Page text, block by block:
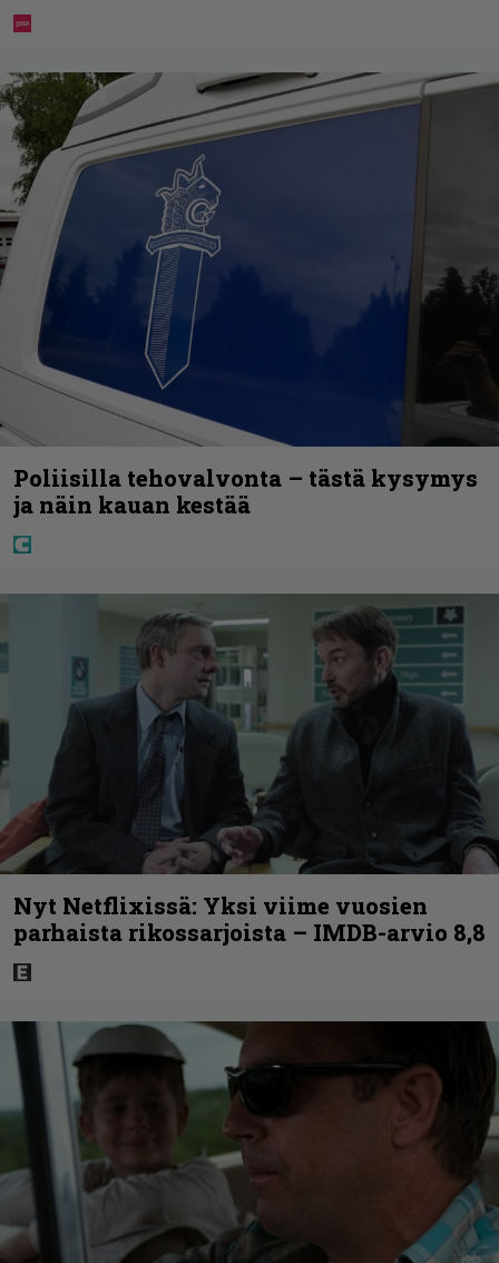
Poliisilla tehovalvonta – tästä kysymys
ja näin kauan kestää
Nyt Netflixissä: Yksi viime vuosien
parhaista rikossarjoista – IMDB-arvio 8,8